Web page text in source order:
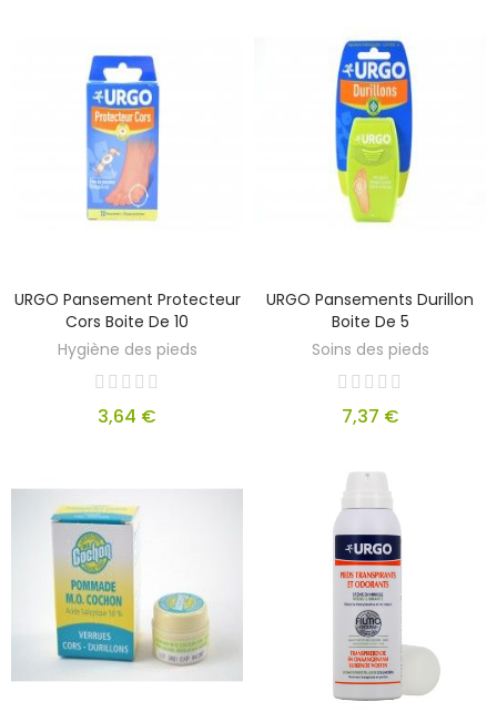
URGO Pansement Protecteur
Cors Boite De 10
Hygiène des pieds
3,64 €
URGO Pansements Durillon
Boite De 5
Soins des pieds
7,37 €